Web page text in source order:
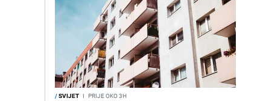
/SVIJET I PRIJE OKO 3H